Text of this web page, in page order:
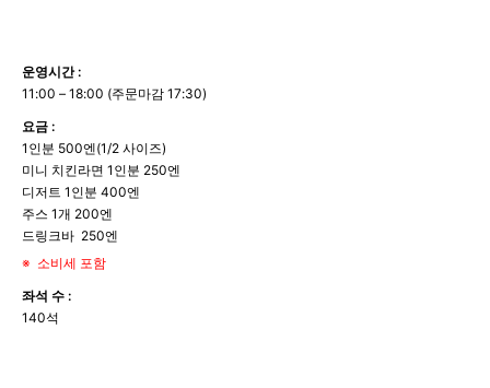
운영시간 :
11:00 – 18:00 (주문마감 17:30)
요금 :
1인분 500엔(1/2 사이즈)
미니 치킨라면 1인분 250엔
디저트 1인분 400엔
주스 1개 200엔
드링크바 250엔
소비세 포함
좌석 수 :
140석